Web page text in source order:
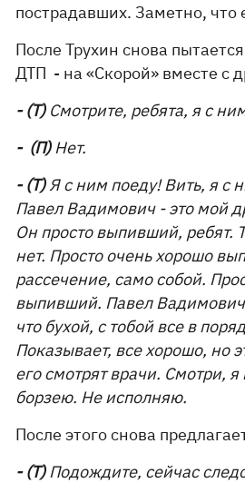
пострадавших. Заметно, что
После Трухин снова
ДТП - на «Скорой» вместе с
- (Т)Смотрите, ребята, я с
- (П)Нет.
- (Т)Я с ним поеду! Вить, я с
Павел Вадимович - это мой
Он просто выпивший, ребят.
нет. Просто очень хорошо
рассечение, само собой.
выпивший. Павел
что бухой, с тобой все в
Показывает, все хорошо, но
его смотрят врачи. Смотри,
борзею. Не исполняю.
После этого снова
- (Т)Подождите, сейчас